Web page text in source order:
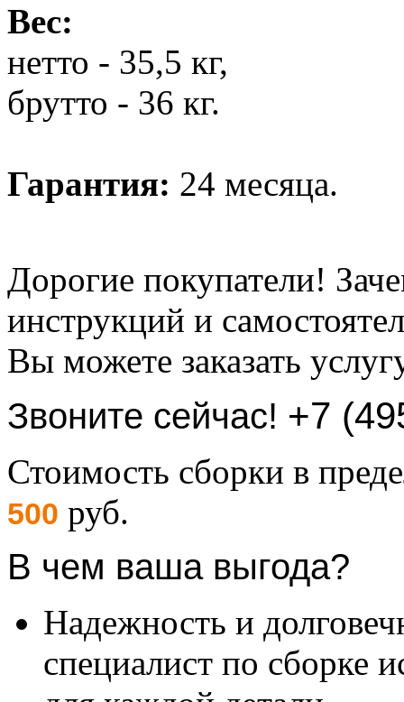
Вес:
нетто - 35,5 кг,
брутто - 36 кг.
Гарантия: 24 месяца.
Дорогие покупатели!
инструкций и
Вы можете заказать
Звоните сейчас! +7
Стоимость сборки в
500 руб.
В чем ваша выгода?
Надежность и
специалист по сборке